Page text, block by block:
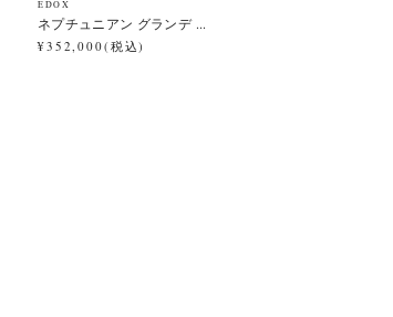
EDOX
ネプチュニアン グランデ ...
¥352,000(税込)